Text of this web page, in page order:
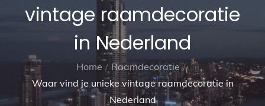
vintage raamdecoratie
in Nederland
Home
Raamdecoratie
Waar vind je unieke vintage raamdecoratie in
Nederland